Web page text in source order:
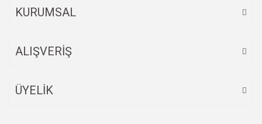
KURUMSAL
ALIŞVERİŞ
ÜYELİK